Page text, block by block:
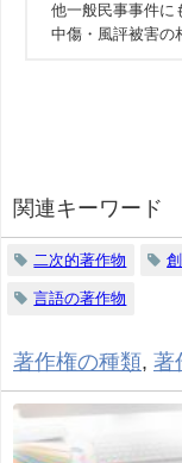
他一般民事事件に
中傷・風評被害の
関連キーワード
二次的著作物
言語の著作物
著作権の種類, 著